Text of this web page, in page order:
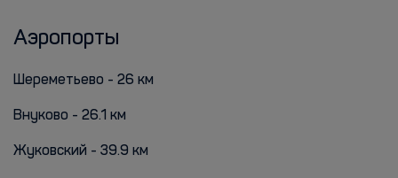
Аэропорты
Шереметьево - 26 км
Внуково - 26.1 км
Жуковский - 39.9 км